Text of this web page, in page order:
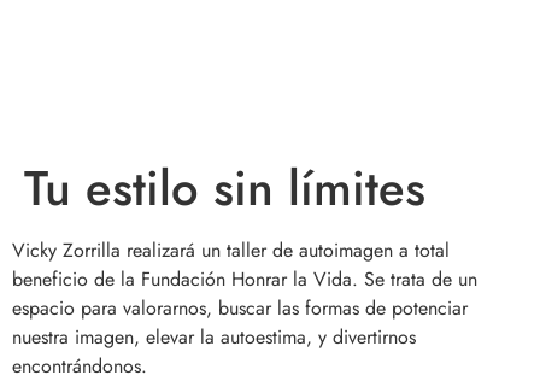
Tu estilo sin límites
Vicky Zorrilla realizará un taller de autoimagen a total
beneficio de la Fundación Honrar la Vida. Se trata de un
espacio para valorarnos, buscar las formas de potenciar
nuestra imagen, elevar la autoestima, y divertirnos
encontrándonos.